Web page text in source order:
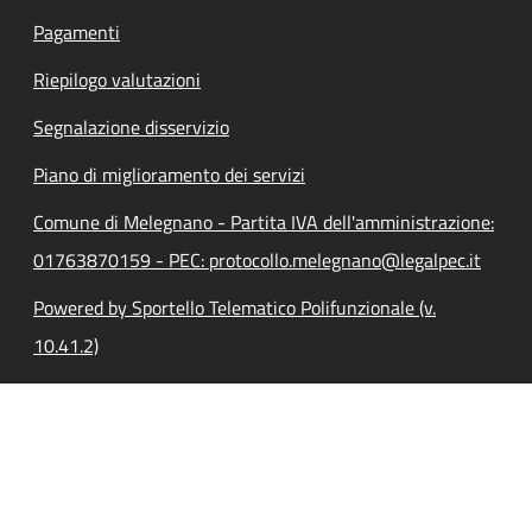
Pagamenti
Riepilogo valutazioni
Segnalazione disservizio
Piano di miglioramento dei servizi
Comune di Melegnano - Partita IVA dell'amministrazione:
01763870159 - PEC: protocollo.melegnano@legalpec.it
Powered by Sportello Telematico Polifunzionale (v.
10.41.2)